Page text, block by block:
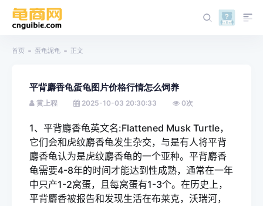
首页 蛋龟泥龟 正文
平背麝香龟蛋龟图片价格行情怎么饲养
黄上程 2025-10-03 20:30:33 0次
1、平背麝香龟英文名:Flattened Musk Turtle，
它们会和虎纹麝香龟发生杂交，与是有人将平背
麝香龟认为是虎纹麝香龟的一个亚种。平背麝香
龟需要4-8年的时间才能达到性成熟，通常在一年
中只产1-2窝蛋，且每窝蛋有1-3个。在历史上，
平背麝香被报告和发现生活在布莱克，沃瑞河，